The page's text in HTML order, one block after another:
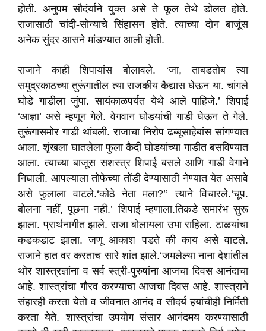
होती. अनुपम सौदंर्याने युक्त असे ते फूल तेथे डोलत होते.
राजासाठी चांदी-सोन्याचे सिंहासन होते. त्याच्या दोन बाजूंस
अनेक सुंदर आसने मांडण्यात आली होती.
राजाने काही शिपायांस बोलावले. ‘जा, ताबडतोब त्या
समुद्रकाठच्या तुरूंगातील त्या राजकीय कैद्यास घेऊन या. चांगले
घोडे गाडीला जुंपा. सायंकाळपर्यत येथे आले पाहिजे.’ शिपाई
‘आज्ञा’ असे म्हणून गेले. वेगवान घोडयांची गाडी घेऊन ते गेले.
तुरूंगासमोर गाडी थांबली. राजाचा निरोप ढब्बूसाहेबांस सांगण्यात
आला. शृंखला घातलेला फुला कैदी घोडयांच्या गाडीत बसविण्यात
आला. त्याच्या बाजूस सशस्त्र शिपाई बसले आणि गाडी वेगाने
निघाली. आपल्याला तोफेच्या तोंडी देण्यासाठी नेण्यात येत असावे
असे फुलाला वाटले.‘कोठे नेता मला?’’ त्याने विचारले.‘चूप.
बोलना नहीं, पूछना नही.’ शिपाई म्हणाला.तिकडे समारंभ सुरू
झाला. प्रार्थनागीत झाले. राजा बोलायला उभा राहिला. टाळयांचा
कडकडाट झाला. जणू आकाश पडते की काय असे वाटले.
राजाने हात वर करताच सारे शांत झाले.‘जमलेल्या नाना देशांतील
थोर शास्त्रज्ञांना व सर्व स्त्री-पुरुषांना आजचा दिवस आनंदाचा
आहे. शास्त्रांचा गौरव करण्याचा आजचा दिवस आहे. शास्त्राने
संहारही करता येतो व जीवनात आनंद व सौदर्य हयांचीही निर्मिती
करता येते. शास्त्रांचा उपयोग संसार आनंदमय करण्यासाठी